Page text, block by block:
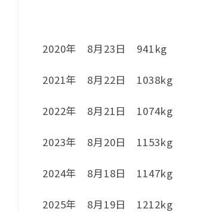
2020年 8月23日 941kg
2021年 8月22日 1038kg
2022年 8月21日 1074kg
2023年 8月20日 1153kg
2024年 8月18日 1147kg
2025年 8月19日 1212kg